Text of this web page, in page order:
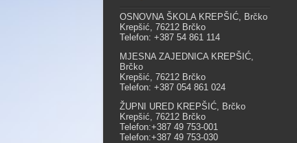
OSNOVNA ŠKOLA KREPŠIĆ, Brčko
Krepšić, 76212 Brčko
Telefon: +387 54 861 114
MJESNA ZAJEDNICA KREPŠIĆ,
Brčko
Krepšić, 76212 Brčko
Telefon: +387 054 861 024
ŽUPNI URED KREPŠIĆ, Brčko
Krepšić, 76212 Brčko
Telefon:+387 49 753-001
Telefon:+387 49 753-030